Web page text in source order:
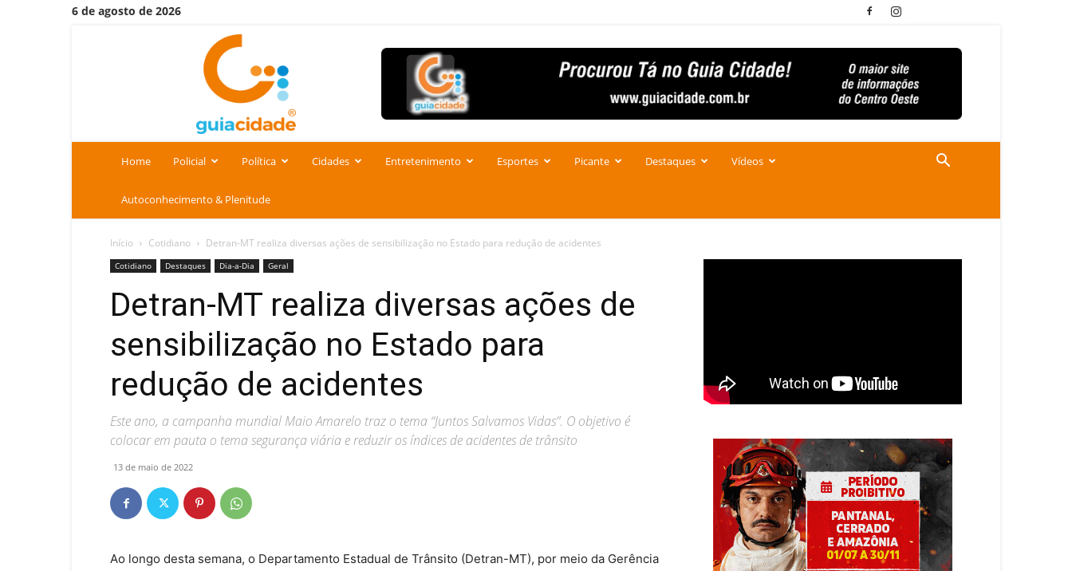
6 de agosto de 2026
Home Policial Política Cidades Entretenimento Esportes Picante Destaques Vídeos
Autoconhecimento & Plenitude
Início Cotidiano Detran-MT realiza diversas ações de sensibilização no Estado para redução de acidentes
Cotidiano Destaques Dia-a-Dia Geral
Detran-MT realiza diversas ações de
sensibilização no Estado para
redução de acidentes
Este ano, a campanha mundial Maio Amarelo traz o tema “Juntos Salvamos Vidas”. O objetivo é
colocar em pauta o tema segurança viária e reduzir os índices de acidentes de trânsito
13 de maio de 2022
Ao longo desta semana, o Departamento Estadual de Trânsito (Detran-MT), por meio da Gerência